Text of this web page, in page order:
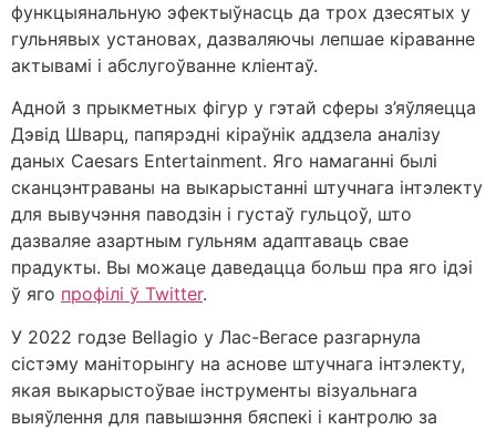
функцыянальную эфектыўнасць да трох дзесятых у
гульнявых установах, дазваляючы лепшае кіраванне
актывамі і абслугоўванне кліентаў.
Адной з прыкметных фігур у гэтай сферы з’яўляецца
Дэвід Шварц, папярэдні кіраўнік аддзела аналізу
даных Caesars Entertainment. Яго намаганні былі
сканцэнтраваны на выкарыстанні штучнага інтэлекту
для вывучэння паводзін і густаў гульцоў, што
дазваляе азартным гульням адаптаваць свае
прадукты. Вы можаце даведацца больш пра яго ідэі
ў яго профілі ў Twitter.
У 2022 годзе Bellagio у Лас-Вегасе разгарнула
сістэму маніторынгу на аснове штучнага інтэлекту,
якая выкарыстоўвае інструменты візуальнага
выяўлення для павышэння бяспекі і кантролю за